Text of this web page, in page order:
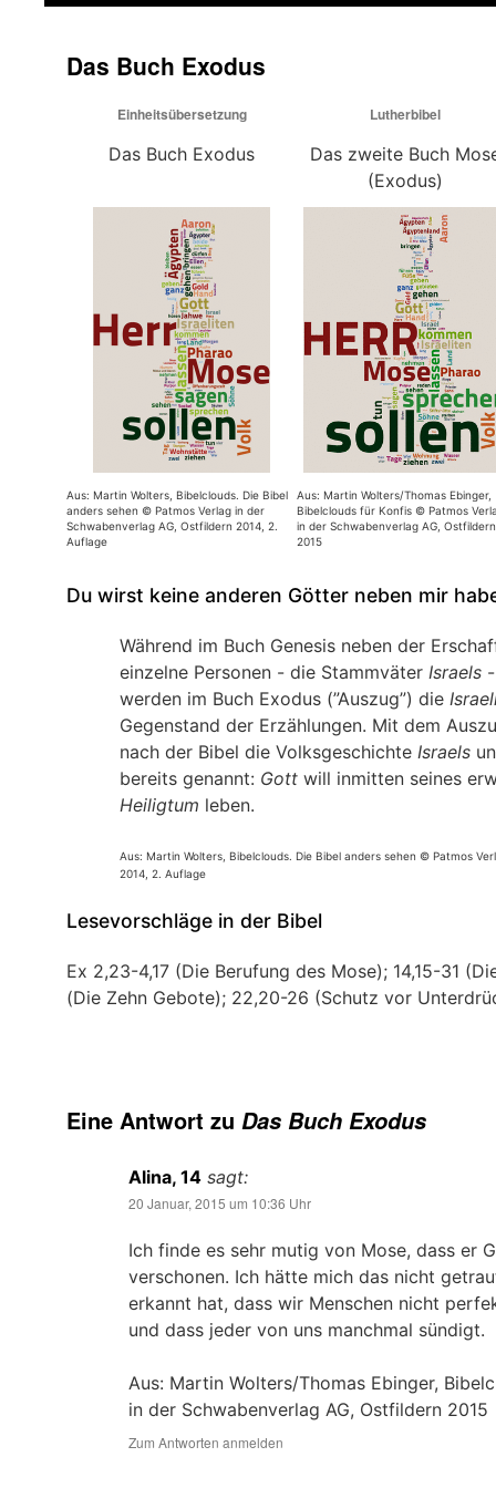
Das Buch Exodus
Einheitsübersetzung Lutherbibel
Das Buch Exodus
Das zweite Buch
(Exodus)
Aus: Martin Wolters, Bibelclouds. Die Bibel
anders sehen © Patmos Verlag in der
Schwabenverlag AG, Ostfildern 2014, 2.
Auflage
Aus: Martin Wolters/Thomas Ebinger,
Bibelclouds für Konfis © Patmos
in der Schwabenverlag AG, Ostfildern
2015
Du wirst keine anderen Götter neben mir
Während im Buch Genesis neben der
einzelne Personen - die Stammväter Israels
werden im Buch Exodus (”Auszug”) die
Gegenstand der Erzählungen. Mit dem
nach der Bibel die Volksgeschichte Israels
bereits genannt: Gott will inmitten seines
Heiligtum leben.
Aus: Martin Wolters, Bibelclouds. Die Bibel anders sehen © Patmos
2014, 2. Auflage
Lesevorschläge in der Bibel
Ex 2,23-4,17 (Die Berufung des Mose); 14,15-31
(Die Zehn Gebote); 22,20-26 (Schutz vor
Eine Antwort zu Das Buch Exodus
Alina, 14 sagt:
20 Januar, 2015 um 10:36 Uhr
Ich finde es sehr mutig von Mose, dass er
verschonen. Ich hätte mich das nicht
erkannt hat, dass wir Menschen nicht
und dass jeder von uns manchmal sündigt.
Aus: Martin Wolters/Thomas Ebinger,
in der Schwabenverlag AG, Ostfildern 2015
Zum Antworten anmelden